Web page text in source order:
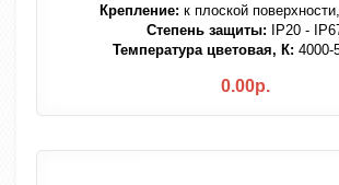
Крепление: к плоской
Степень защиты: IP20 -
Температура цветовая, К: 4000-
0.00р.